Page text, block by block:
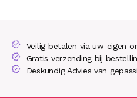
Veilig betalen via uw eigen
Gratis verzending bij
Deskundig Advies van